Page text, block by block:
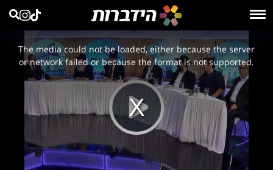
Play
The media could not be loaded, either because the server
or network failed or because the format is not supported.